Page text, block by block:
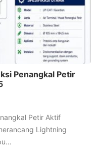
Penangkal Petir
Petir Aktif
Lightning